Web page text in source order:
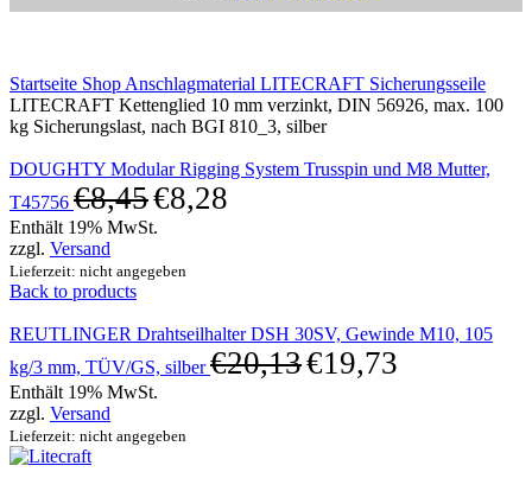
Startseite Shop Anschlagmaterial LITECRAFT Sicherungsseile
LITECRAFT Kettenglied 10 mm verzinkt, DIN 56926, max. 100
kg Sicherungslast, nach BGI 810_3, silber
DOUGHTY Modular Rigging System Trusspin und M8 Mutter,
T45756 €8,45€8,28
Enthält 19% MwSt.
zzgl. Versand
Lieferzeit: nicht angegeben
Back to products
REUTLINGER Drahtseilhalter DSH 30SV, Gewinde M10, 105
kg/3 mm, TÜV/GS, silber€20,13€19,73
Enthält 19% MwSt.
zzgl. Versand
Lieferzeit: nicht angegeben